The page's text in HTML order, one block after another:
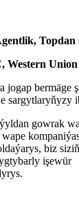
Topdan
Western Union
jogap bermäge
sargytlaryňyzy
gowrak
biz
işewür